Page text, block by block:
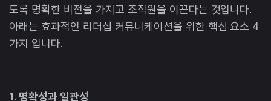
도록 명확한 비전을 가지고 조직원을 이끈다는 것입니다.
아래는 효과적인 리더십 커뮤니케이션을 위한 핵심 요소 4
가지 입니다.
1. 명확성과 일관성